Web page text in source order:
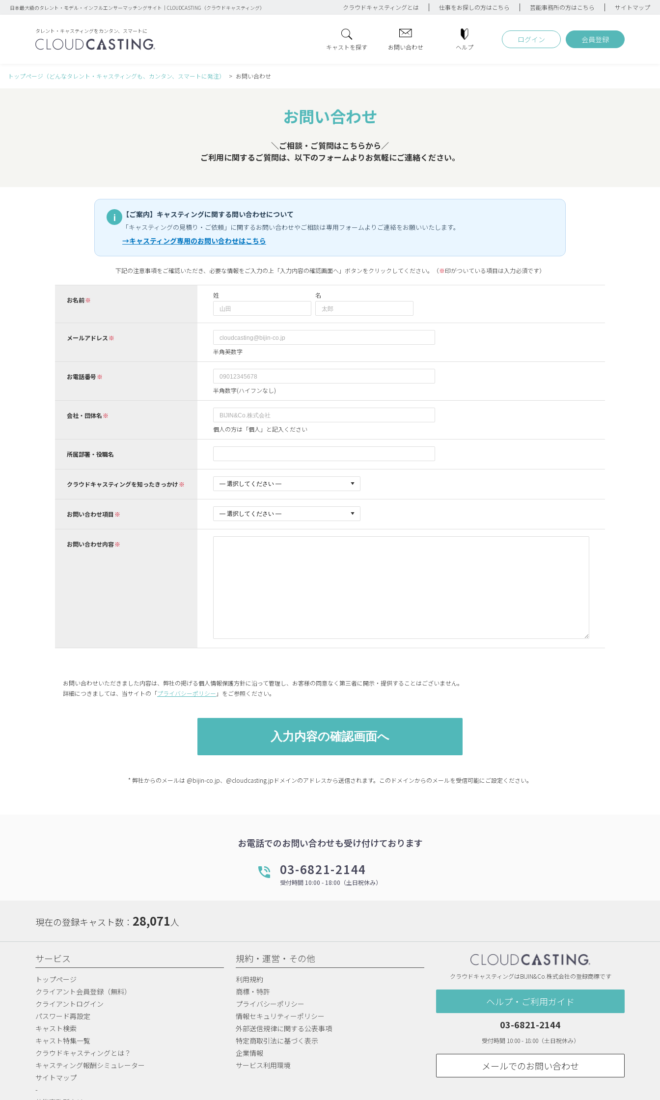
日本最大級のタレント・モデル・インフルエンサーマッチングサイト｜CLOUDCASTING（クラウドキャスティング） クラウドキャスティングとは 仕事をお探しの方はこちら 芸能事務所の方はこちら サイトマップ
タレント・キャスティングをカンタン、スマートに
キャストを探す お問い合わせ ヘルプ
ログイン 会員登録
トップページ（どんなタレント・キャスティングも、カンタン、スマートに発注） お問い合わせ
お問い合わせ
＼ご相談・ご質問はこちらから／
ご利用に関するご質問は、以下のフォームよりお気軽にご連絡ください。
i 【ご案内】キャスティングに関する問い合わせについて
「キャスティングの見積り・ご依頼」に関するお問い合わせやご相談は専用フォームよりご連絡をお願いいたします。
→キャスティング専用のお問い合わせはこちら
下記の注意事項をご確認いただき、必要な情報をご入力の上「入力内容の確認画面へ」ボタンをクリックしてください。（※印がついている項目は入力必須です）
お名前
姓 名
メールアドレス
半角英数字
お電話番号
半角数字(ハイフンなし)
会社・団体名
個人の方は「個人」と記入ください
所属部署・役職名
クラウドキャスティングを知ったきっかけ
お問い合わせ項目
お問い合わせ内容
お問い合わせいただきました内容は、弊社の掲げる個人情報保護方針に沿って管理し、お客様の同意なく第三者に開示・提供することはございません。
詳細につきましては、当サイトの「プライバシーポリシー 」をご参照ください。
* 弊社からのメールは @bijin-co.jp、@cloudcasting.jpドメインのアドレスから送信されます。このドメインからのメールを受信可能にご設定ください。
お電話でのお問い合わせも受け付けております
03-6821-2144
受付時間 10:00 - 18:00（土日祝休み）
現在の登録キャスト数： 28,071人
サービス
トップページ
クライアント会員登録（無料）
クライアントログイン
パスワード再設定
キャスト検索
キャスト特集一覧
クラウドキャスティングとは？
キャスティング報酬シミュレーター
サイトマップ
-
規約・運営・その他
利用規約
商標・特許
プライバシーポリシー
情報セキュリティーポリシー
外部送信規律に関する公表事項
特定商取引法に基づく表示
企業情報
サービス利用環境
クラウドキャスティングはBIJIN&Co.株式会社の登録商標です
ヘルプ・ご利用ガイド
03-6821-2144
受付時間 10:00 - 18:00（土日祝休み）
メールでのお問い合わせ